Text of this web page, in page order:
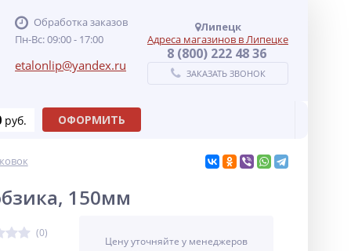
Обработка заказов
Пн-Вс: 09:00 - 17:00
etalonlip@yandex.ru
Липецк
Адреса магазинов в Липецке
8 (800) 222 48 36
ЗАКАЗАТЬ ЗВОНОК
руб. ОФОРМИТЬ
150мм
(0)
Цену уточняйте у менеджеров